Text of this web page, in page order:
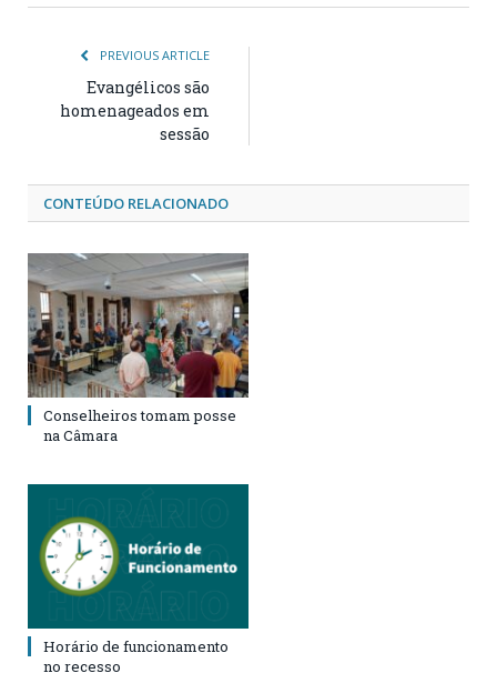
PREVIOUS ARTICLE
Evangélicos são
homenageados em
sessão
CONTEÚDO RELACIONADO
Conselheiros tomam posse
na Câmara
Horário de funcionamento
no recesso